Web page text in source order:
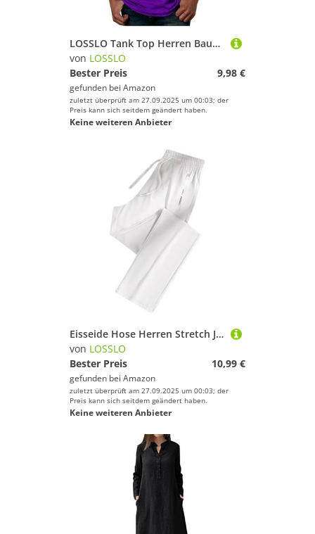
LOSSLO Tank Top Herren Baumwolle Unterhemd Sommer Hawaii Bedrucktes Gradient ärmelloses Leicht Sport Unterhemd Atmungsaktiv Trägershirts Sporttop Tanktops Beach Urlaub Wandershirt Tankshirt Fitness
von LOSSLO
Bester Preis
9,98 €
gefunden bei Amazon
zuletzt überprüft am 27.09.2025 um 00:03; der
Preis kann sich seitdem geändert haben.
Keine weiteren Anbieter
Eisseide Hose Herren Stretch Jogginghose Herren Baggy Sommer Freizeithose Lang Hosen mit Gummizug Modern Sporthose mit Reißverschlusstaschen Bequem Stoffhose Sport Laufhose Leichte Softshellhose
von LOSSLO
Bester Preis
10,99 €
gefunden bei Amazon
zuletzt überprüft am 27.09.2025 um 00:03; der
Preis kann sich seitdem geändert haben.
Keine weiteren Anbieter